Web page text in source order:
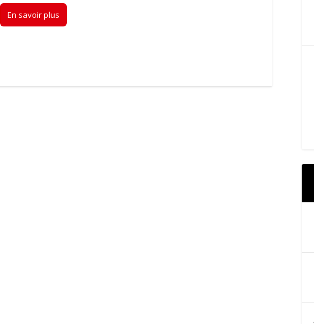
En savoir plus